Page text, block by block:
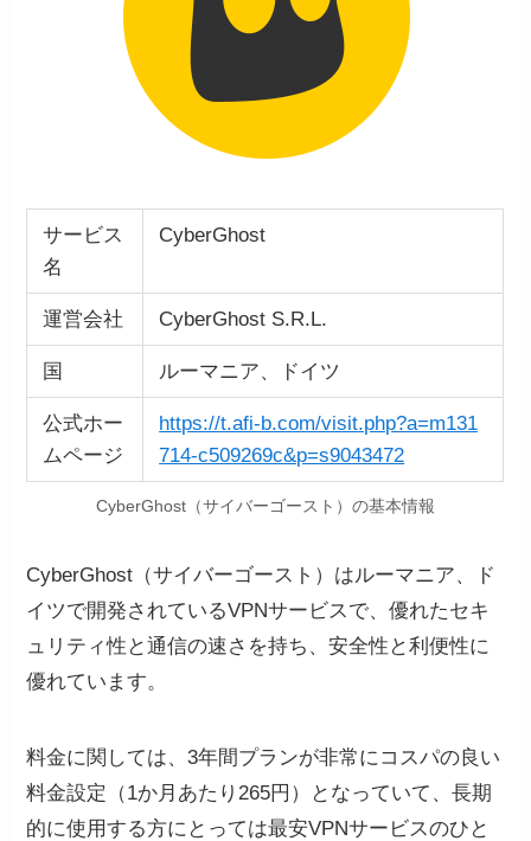
サービス
名
CyberGhost
運営会社 CyberGhost S.R.L.
国 ルーマニア、ドイツ
公式ホー
ムページ
https://t.afi-b.com/visit.php?a=m131
714-c509269c&p=s9043472
CyberGhost（サイバーゴースト）の基本情報
CyberGhost（サイバーゴースト）はルーマニア、ド
イツで開発されているVPNサービスで、優れたセキ
ュリティ性と通信の速さを持ち、安全性と利便性に
優れています。
料金に関しては、3年間プランが非常にコスパの良い
料金設定（1か月あたり265円）となっていて、長期
的に使用する方にとっては最安VPNサービスのひと